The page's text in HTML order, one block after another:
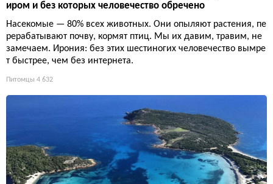
иром и без которых человечество обречено
Насекомые — 80% всех животных. Они опыляют растения, пе
рерабатывают почву, кормят птиц. Мы их давим, травим, не
замечаем. Ирония: без этих шестиногих человечество вымре
т быстрее, чем без интернета.
Питомцы 4 632